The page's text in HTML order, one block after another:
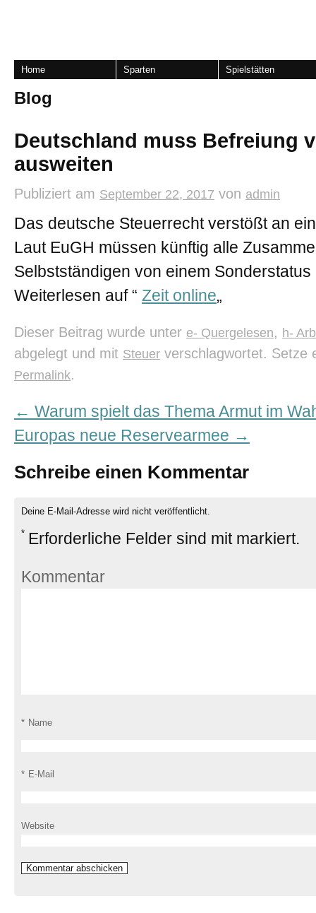
Home Sparten Spielstätten
Blog
Deutschland muss Befreiung
ausweiten
Publiziert am September 22, 2017 von admin
Das deutsche Steuerrecht verstößt an
Laut EuGH müssen künftig alle
Selbstständigen von einem Sonderstatus
Weiterlesen auf “ Zeit online„
Dieser Beitrag wurde unter e- Quergelesen, h-
abgelegt und mit Steuer verschlagwortet. Setze
Permalink.
← Warum spielt das Thema Armut im
Europas neue Reservearmee →
Schreibe einen Kommentar
Deine E-Mail-Adresse wird nicht veröffentlicht.
Erforderliche Felder sind mit
* markiert.
Kommentar
Name
*
E-Mail
*
Website